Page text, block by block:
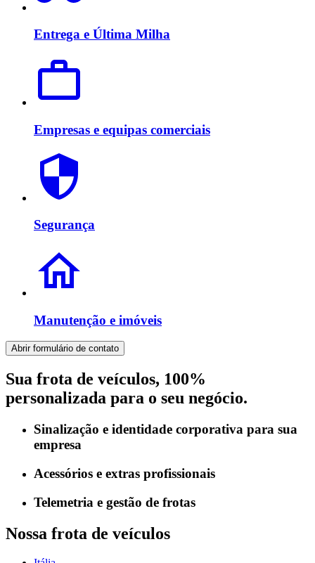
Entrega e Última Milha
Empresas e equipas comerciais
Segurança
Manutenção e imóveis
Abrir formulário de contato
Sua frota de veículos, 100%
personalizada para o seu negócio.
Sinalização e identidade corporativa para sua
empresa
Acessórios e extras profissionais
Telemetria e gestão de frotas
Nossa frota de veículos